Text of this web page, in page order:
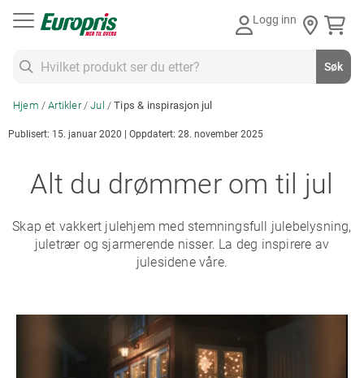
Logg inn
Søk
Hjem Artikler Jul Tips & inspirasjon jul
Publisert: 15. januar 2020 | Oppdatert: 28. november 2025
Alt du drømmer om til jul
Skap et vakkert julehjem med stemningsfull julebelysning,
juletrær og sjarmerende nisser. La deg inspirere av
julesidene våre.